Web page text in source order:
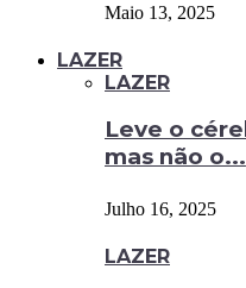
Maio 13, 2025
LAZER
LAZER
Leve o
mas não o...
Julho 16, 2025
LAZER